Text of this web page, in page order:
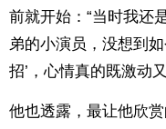
前就开始：“当时我还
弟的小演员，没想到
招’，心情真的既激动
他也透露，最让他欣